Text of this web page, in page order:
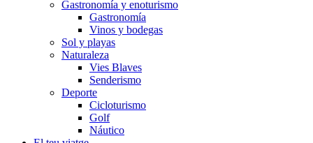
Gastronomía y enoturismo
Gastronomía
Vinos y bodegas
Sol y playas
Naturaleza
Vies Blaves
Senderismo
Deporte
Cicloturismo
Golf
Náutico